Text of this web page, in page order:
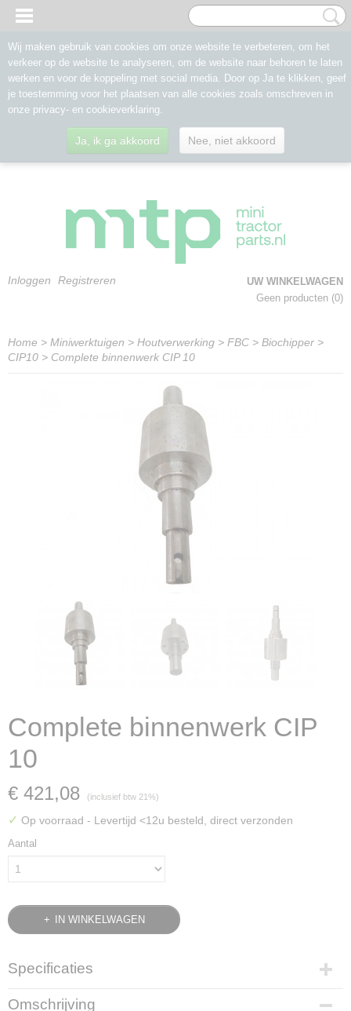
Inloggen Registreren
UW WINKELWAGEN
Geen producten (0)
Home > Miniwerktuigen > Houtverwerking > FBC > Biochipper >
CIP10 > Complete binnenwerk CIP 10
Complete binnenwerk CIP
10
€ 421,08 (inclusief btw 21%)
✓ Op voorraad - Levertijd <12u besteld, direct verzonden
Aantal
IN WINKELWAGEN
Specificaties
Bruto gewicht
Omschrijving
Wij maken gebruik van cookies om onze website te verbeteren, om het
verkeer op de website te analyseren, om de website naar behoren te laten
werken en voor de koppeling met social media. Door op Ja te klikken, geef
je toestemming voor het plaatsen van alle cookies zoals omschreven in
onze privacy- en cookieverklaring.
Ja, ik ga akkoord Nee, niet akkoord